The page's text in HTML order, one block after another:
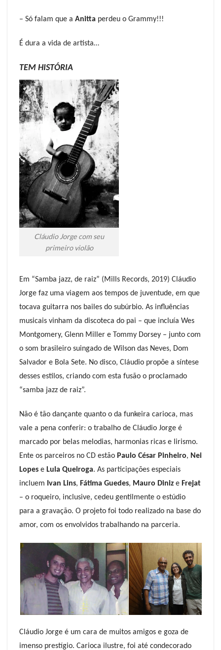
– Só falam que a Anitta perdeu o Grammy!!!
É dura a vida de artista…
TEM HISTÓRIA
Cláudio Jorge com seu
primeiro violão
Em “Samba jazz, de raiz” (Mills Records, 2019) Cláudio
Jorge faz uma viagem aos tempos de juventude, em que
tocava guitarra nos bailes do subúrbio. As influências
musicais vinham da discoteca do pai – que incluía Wes
Montgomery, Glenn Miller e Tommy Dorsey – junto com
o som brasileiro suingado de Wilson das Neves, Dom
Salvador e Bola Sete. No disco, Cláudio propõe a síntese
desses estilos, criando com esta fusão o proclamado
“samba jazz de raiz”.
Não é tão dançante quanto o da funkeira carioca, mas
vale a pena conferir: o trabalho de Cláudio Jorge é
marcado por belas melodias, harmonias ricas e lirismo.
Ente os parceiros no CD estão Paulo César Pinheiro, Nei
Lopes e Lula Queiroga. As participações especiais
incluem Ivan Lins, Fátima Guedes, Mauro Diniz e Frejat
– o roqueiro, inclusive, cedeu gentilmente o estúdio
para a gravação. O projeto foi todo realizado na base do
amor, com os envolvidos trabalhando na parceria.
Cláudio Jorge é um cara de muitos amigos e goza de
imenso prestígio. Carioca ilustre, foi até condecorado